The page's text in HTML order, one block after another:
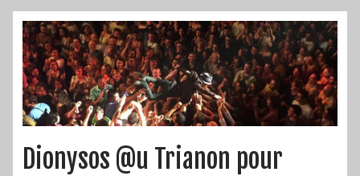
Dionysos @u Trianon pour